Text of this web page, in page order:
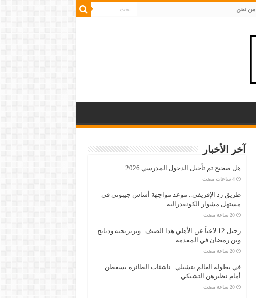
من نحن
آخر الأخبار
هل صحيح تم تأجيل الدخول المدرسي 2026
‏4 ساعات مضت
طريق زد الإفريقي.. موعد مواجهة أساس جيبوتي في
مستهل مشوار الكونفدرالية
‏20 ساعة مضت
رحيل 12 لاعباً عن الأهلي هذا الصيف.. وتريزيجيه وديانج
وبن رمضان في المقدمة
‏20 ساعة مضت
في بطولة العالم بتشيلي.. ناشئات الطائرة يسقطن
أمام نظيرهن التشيكي
‏20 ساعة مضت